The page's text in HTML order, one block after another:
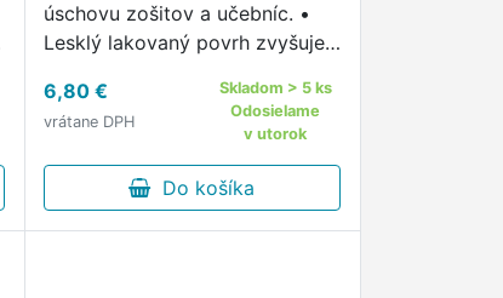
úschovu zošitov a učebníc. •
Lesklý lakovaný povrh zvyšuje
predný poklop zaistený
gumičkou proti vypadnutiu. •
Formát A4.
6,80 €
vrátane DPH
Skladom > 5 ks
Odosielame
v utorok
Do košíka